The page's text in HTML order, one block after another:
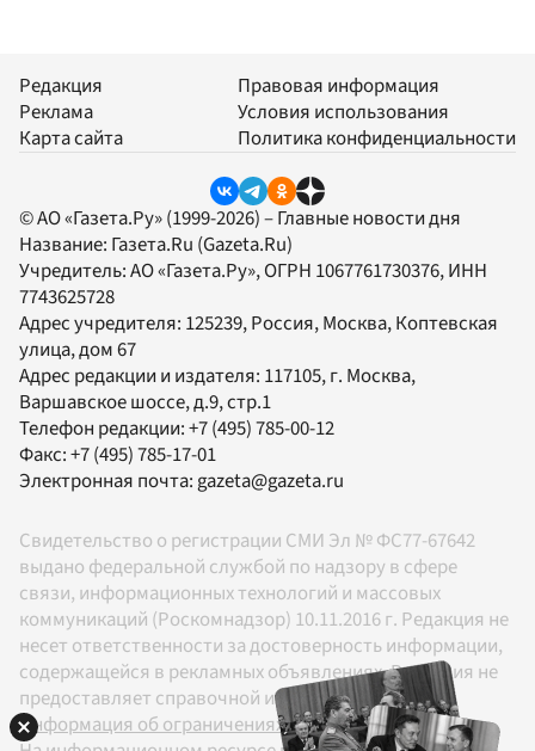
Редакция
Реклама
Карта сайта
Правовая информация
Условия использования
Политика конфиденциальности
© АО «Газета.Ру» (1999-2026) – Главные новости дня
Название: Газета.Ru (Gazeta.Ru)
Учредитель:АО «Газета.Ру», ОГРН 1067761730376, ИНН
7743625728
Адрес учредителя: 125239, Россия, Москва, Коптевская
улица, дом 67
Адрес редакции и издателя: 117105, г. Москва,
Варшавское шоссе, д.9, стр.1
Телефон редакции:+7 (495) 785-00-12
Факс:+7 (495) 785-17-01
Электронная почта: gazeta@gazeta.ru
Свидетельство о регистрации СМИ Эл № ФС77-67642
выдано федеральной службой по надзору в сфере
связи, информационных технологий и массовых
коммуникаций (Роскомнадзор) 10.11.2016 г. Редакция не
несет ответственности за достоверность информации,
содержащейся в рекламных объявлениях. Редакция не
предоставляет справочной информации.
Информация об ограничениях